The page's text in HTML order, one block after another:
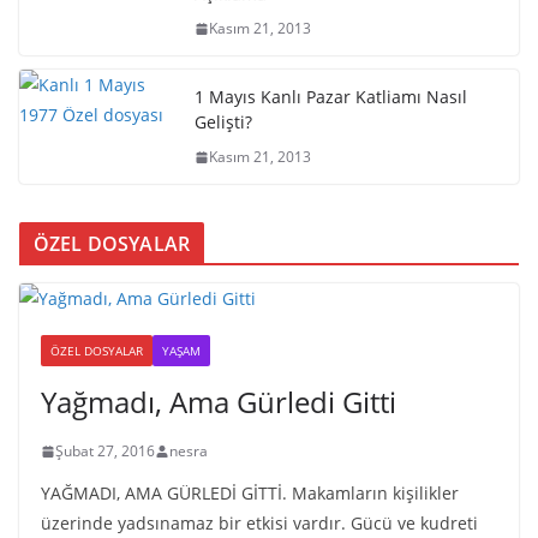
Kasım 21, 2013
1 Mayıs Kanlı Pazar Katliamı Nasıl
Gelişti?
Kasım 21, 2013
ÖZEL DOSYALAR
ÖZEL DOSYALAR YAŞAM
Yağmadı, Ama Gürledi Gitti
Şubat 27, 2016 nesra
YAĞMADI, AMA GÜRLEDİ GİTTİ. Makamların kişilikler
üzerinde yadsınamaz bir etkisi vardır. Gücü ve kudreti